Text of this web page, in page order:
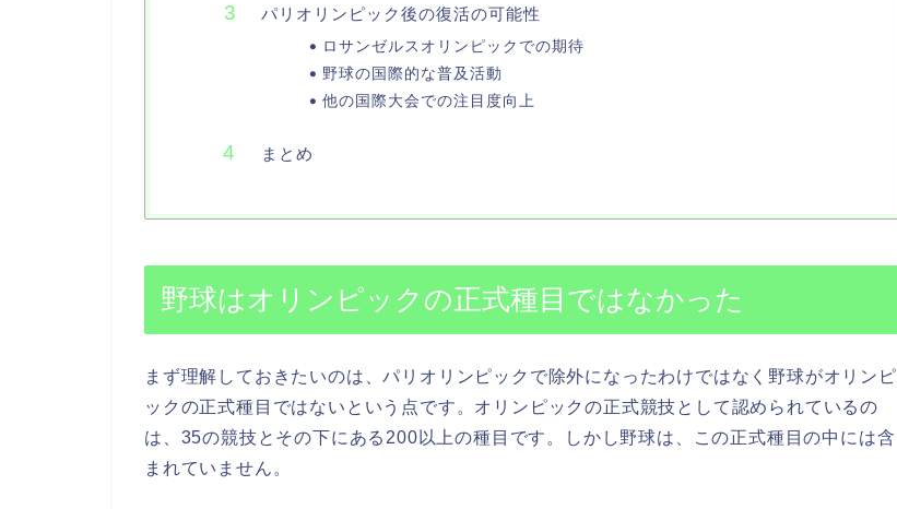
パリオリンピック後の復活の可能性
ロサンゼルスオリンピックでの期待
野球の国際的な普及活動
他の国際大会での注目度向上
まとめ
野球はオリンピックの正式種目ではなかった
まず理解しておきたいのは、パリオリンピックで除外になったわけではなく野球がオリンピ
ックの正式種目ではないという点です。オリンピックの正式競技として認められているの
は、35の競技とその下にある200以上の種目です。しかし野球は、この正式種目の中には含
まれていません。